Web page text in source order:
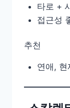
타로 +
접근성
추천
연애, 현